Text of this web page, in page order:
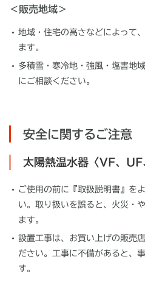
＜販売地域＞
地域・住宅の高さなどによって
ます。
多積雪・寒冷地・強風・塩害地
にご相談ください。
安全に関するご注意
太陽熱温水器〈VF、UF
ご使用の前に『取扱説明書』を
い。取り扱いを誤ると、火災・
ます。
設置工事は、お買い上げの販売
ださい。工事に不備があると、
す。